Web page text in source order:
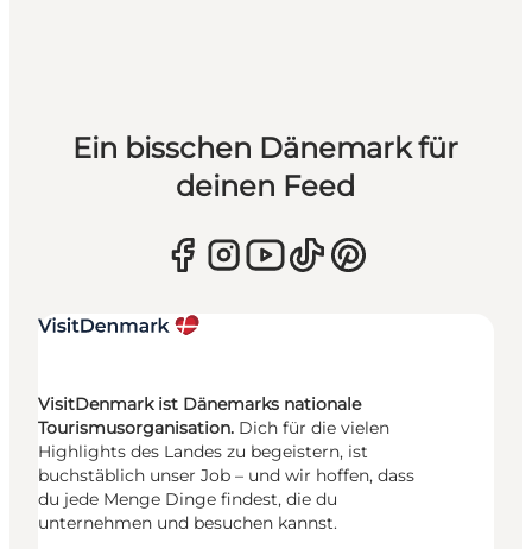
Ein bisschen Dänemark für
deinen Feed
VisitDenmark ist Dänemarks nationale
Tourismusorganisation. Dich für die vielen
Highlights des Landes zu begeistern, ist
buchstäblich unser Job – und wir hoffen, dass
du jede Menge Dinge findest, die du
unternehmen und besuchen kannst.